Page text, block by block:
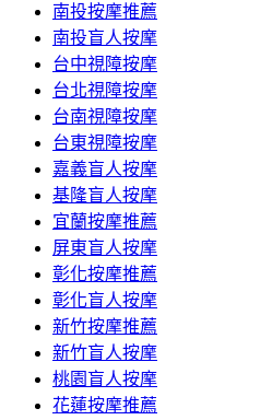
內
容
區
南投按摩推薦
南投盲人按摩
台中視障按摩
台北視障按摩
台南視障按摩
台東視障按摩
嘉義盲人按摩
基隆盲人按摩
宜蘭按摩推薦
屏東盲人按摩
彰化按摩推薦
彰化盲人按摩
新竹按摩推薦
新竹盲人按摩
桃園盲人按摩
花蓮按摩推薦